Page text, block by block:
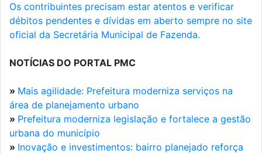
Os contribuintes precisam estar atentos e verificar
débitos pendentes e dívidas em aberto sempre no site
oficial da Secretária Municipal de Fazenda.
NOTÍCIAS DO PORTAL PMC
» Mais agilidade: Prefeitura moderniza serviços na
área de planejamento urbano
» Prefeitura moderniza legislação e fortalece a gestão
urbana do município
» Inovação e investimentos: bairro planejado reforça